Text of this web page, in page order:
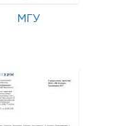
МГУ